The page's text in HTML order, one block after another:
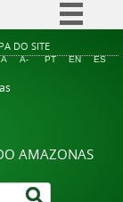
DO SITE
A A- PT EN ES
AMAZONAS